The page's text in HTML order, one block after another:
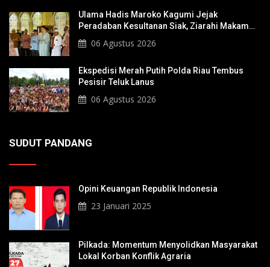
Ulama Hadis Maroko Kagumi Jejak
Peradaban Kesultanan Siak, Ziarahi Makam
Sultan Hingga Pendiri Pekanbaru
06 Agustus 2026
Ekspedisi Merah Putih Polda Riau Tembus
Pesisir Teluk Lanus
06 Agustus 2026
SUDUT PANDANG
Opini Keuangan Republik Indonesia
23 Januari 2025
Pilkada: Momentum Menyolidkan Masyarakat
Lokal Korban Konflik Agraria